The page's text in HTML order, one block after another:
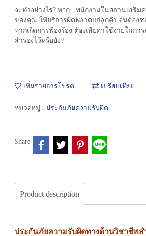
จะทำอย่างไร? หาก...พนักงานในสถานเสริม
ของคุณ ให้บริการผิดพลาดแก่ลูกค้า จนต้องช
หากเกิดการฟ้องร้อง ต้องเสียค่าใช้จ่ายในกา
สำรองไว้หรือยัง?
เพิ่มรายการโปรด เปรียบเทียบ
หมวดหมู่ : ประกันภัยความรับผิด
Share
Product description
ประกันภัยความรับผิดทางด้านวิชาชีพส